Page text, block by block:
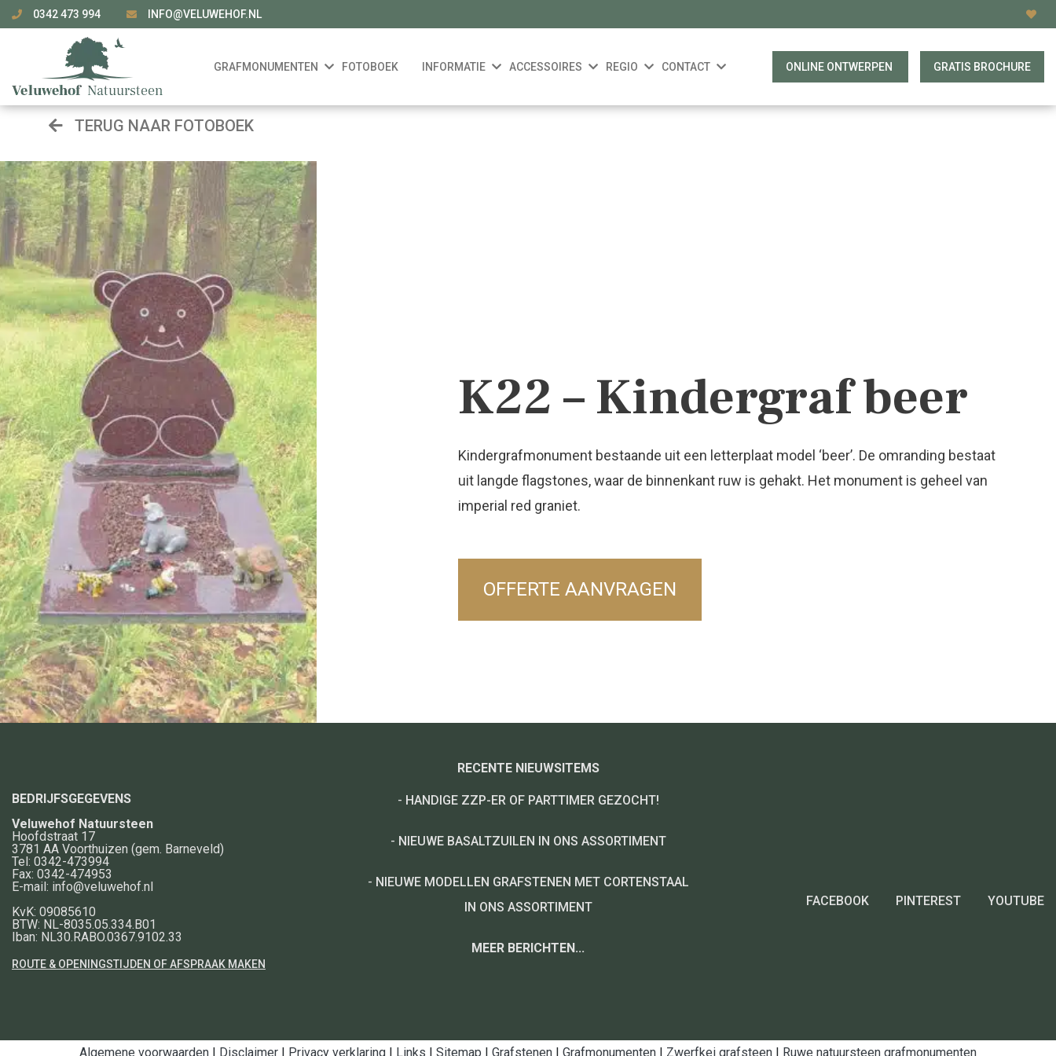
0342 473 994 INFO@VELUWEHOF.NL
GRAFMONUMENTEN FOTOBOEK INFORMATIE ACCESSOIRES REGIO CONTACT ONLINE ONTWERPEN GRATIS BROCHURE
TERUG NAAR FOTOBOEK
K22 – Kindergraf beer
Kindergrafmonument bestaande uit een letterplaat model ‘beer’. De omranding bestaat
uit langde flagstones, waar de binnenkant ruw is gehakt. Het monument is geheel van
imperial red graniet.
OFFERTE AANVRAGEN
BEDRIJFSGEGEVENS
Veluwehof Natuursteen
Hoofdstraat 17
3781 AA Voorthuizen (gem. Barneveld)
Tel: 0342-473994
Fax: 0342-474953
E-mail: info@veluwehof.nl
KvK: 09085610
BTW: NL-8035.05.334.B01
Iban: NL30.RABO.0367.9102.33
ROUTE & OPENINGSTIJDEN OF AFSPRAAK MAKEN
RECENTE NIEUWSITEMS
- HANDIGE ZZP-ER OF PARTTIMER GEZOCHT!
- NIEUWE BASALTZUILEN IN ONS ASSORTIMENT
- NIEUWE MODELLEN GRAFSTENEN MET CORTENSTAAL
IN ONS ASSORTIMENT
MEER BERICHTEN...
FACEBOOK PINTEREST YOUTUBE
Algemene voorwaarden | Disclaimer | Privacy verklaring | Links | Sitemap | Grafstenen | Grafmonumenten | Zwerfkei grafsteen | Ruwe natuursteen grafmonumenten